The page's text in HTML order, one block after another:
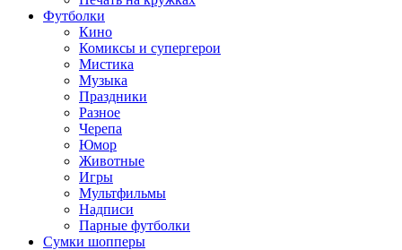
Футболки
Кино
Комиксы и супергерои
Мистика
Музыка
Праздники
Разное
Черепа
Юмор
Животные
Игры
Мультфильмы
Надписи
Парные футболки
Сумки шопперы